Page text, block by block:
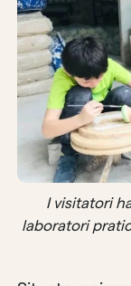
I visitatori
laboratori